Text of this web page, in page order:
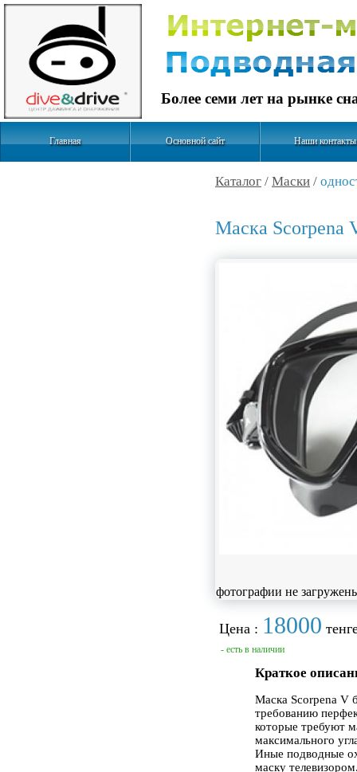
Более семи лет на рынке
Главная Основной сайт Наши контакты
Каталог / Маски /
Маска Scorpena
фотографии не
Краткое
Маска Scorpena V
требованию
которые требуют
максимального
Иные подводные
маску
Цена : 18000
- есть в наличии